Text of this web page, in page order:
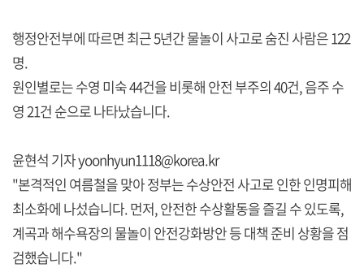
행정안전부에 따르면 최근 5년간 물놀이 사고로 숨진 사람은 122
명.
원인별로는 수영 미숙 44건을 비롯해 안전 부주의 40건, 음주 수
영 21건 순으로 나타났습니다.
윤현석 기자 yoonhyun1118@korea.kr
"본격적인 여름철을 맞아 정부는 수상안전 사고로 인한 인명피해
최소화에 나섰습니다. 먼저, 안전한 수상활동을 즐길 수 있도록,
계곡과 해수욕장의 물놀이 안전강화방안 등 대책 준비 상황을 점
검했습니다."